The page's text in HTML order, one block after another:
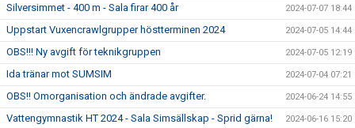
Silversimmet - 400 m - Sala firar 400 år 2024-07-07 18:44
Uppstart Vuxencrawlgrupper höstterminen 2024 2024-07-05 14:44
OBS!!! Ny avgift för teknikgruppen 2024-07-05 12:19
Ida tränar mot SUMSIM 2024-07-04 07:21
OBS!! Omorganisation och ändrade avgifter. 2024-06-24 14:55
Vattengymnastik HT 2024 - Sala Simsällskap - Sprid gärna! 2024-06-16 15:20